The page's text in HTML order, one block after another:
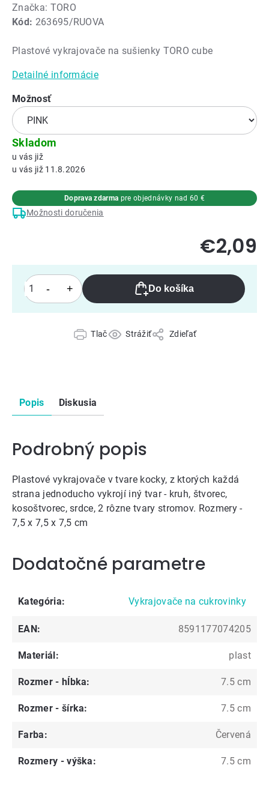
Kód: 263695/RUOVA
hodnotenie
produktu
0,0
5
hviezdičiek.
Značka: TORO
Možnosť
Do košíka
Plastové vykrajovače na sušienky TORO cube
Detailné informácie
Tlač Strážiť Zdieľať
Skladom
11.8.2026
Možnosti doručenia
Doprava zdarma pre objednávky nad 60 €
€2,09
Popis Diskusia
Podrobný popis
Plastové vykrajovače v tvare kocky, z ktorých každá
strana jednoducho vykrojí iný tvar - kruh, štvorec,
kosoštvorec, srdce, 2 rôzne tvary stromov. Rozmery -
7,5 x 7,5 x 7,5 cm
Dodatočné parametre
Kategória: Vykrajovače na cukrovinky
EAN: 8591177074205
Materiál: plast
Rozmer - hĺbka: 7.5 cm
Rozmer - šírka: 7.5 cm
Farba: Červená
Rozmery - výška: 7.5 cm